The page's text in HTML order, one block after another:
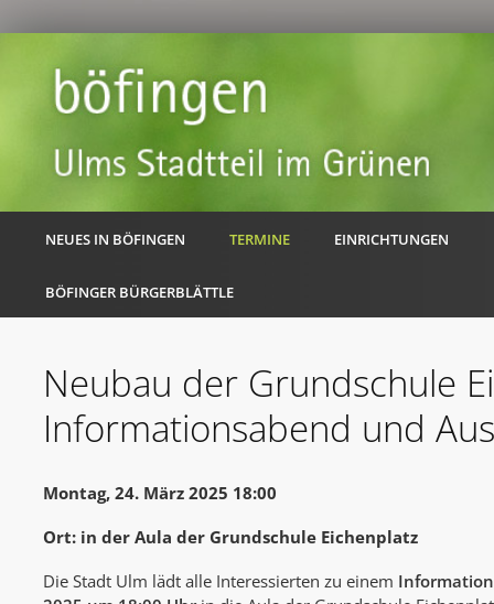
NEUES IN BÖFINGEN TERMINE EINRICHTUNGEN
BÖFINGER BÜRGERBLÄTTLE
Neubau der Grundschule
Informationsabend und
Montag, 24. März 2025 18:00
Ort: in der Aula der Grundschule Eichenplatz
Die Stadt Ulm lädt alle Interessierten zu einem